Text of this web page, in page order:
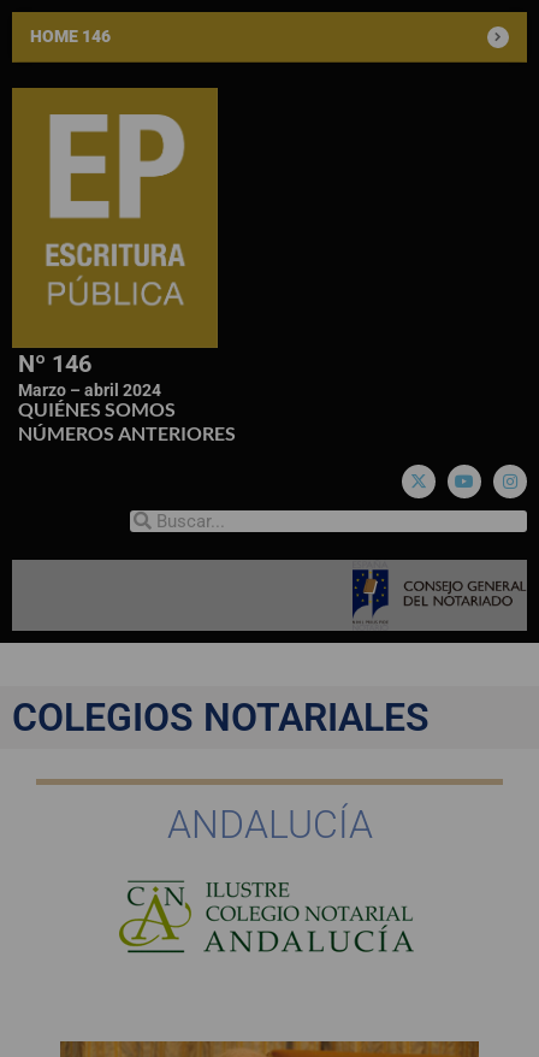
HOME 146
Nº 146
Marzo – abril 2024
QUIÉNES SOMOS
NÚMEROS ANTERIORES
COLEGIOS NOTARIALES
ANDALUCÍA